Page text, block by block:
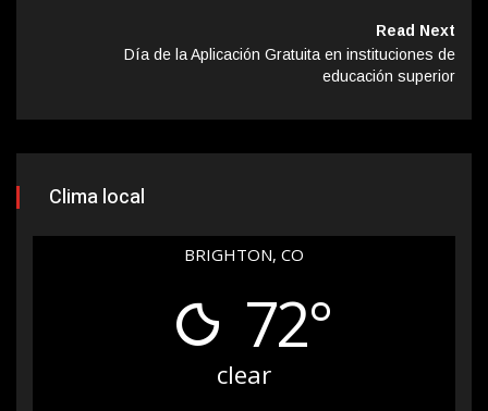
Read Next
Día de la Aplicación Gratuita en instituciones de
educación superior
Clima local
BRIGHTON, CO
72°
clear